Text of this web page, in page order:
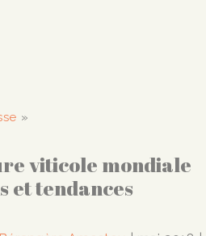
»
viticole mondiale
et tendances